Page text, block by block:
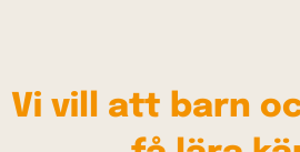
Vi vill att barn